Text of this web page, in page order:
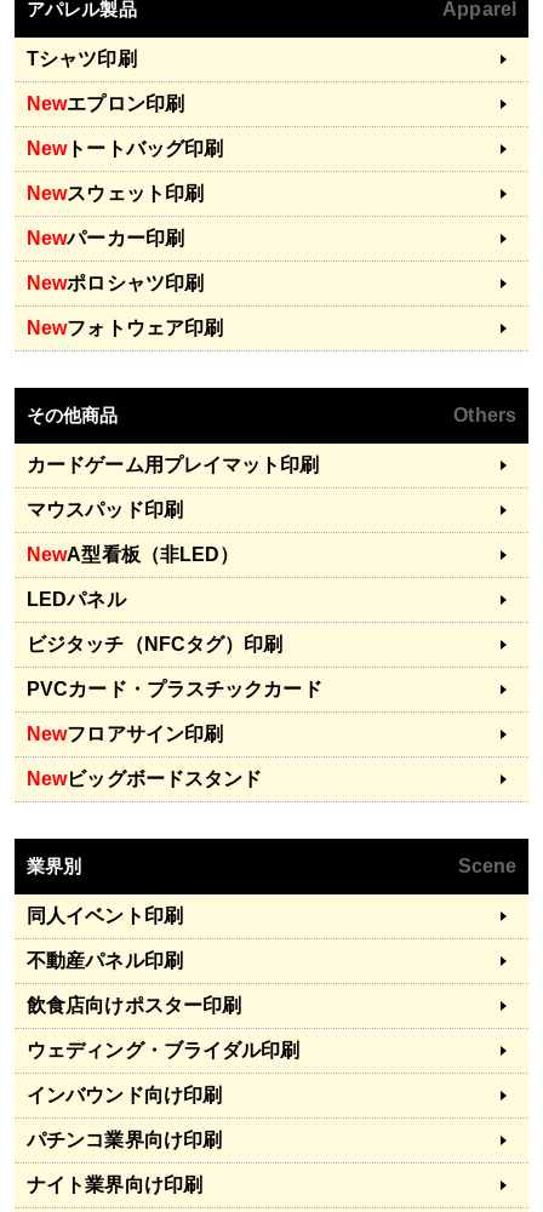
アパレル製品 Apparel
Tシャツ印刷
Newエプロン印刷
Newトートバッグ印刷
Newスウェット印刷
Newパーカー印刷
Newポロシャツ印刷
Newフォトウェア印刷
その他商品 Others
カードゲーム用プレイマット印刷
マウスパッド印刷
NewA型看板（非LED）
LEDパネル
ビジタッチ（NFCタグ）印刷
PVCカード・プラスチックカード
Newフロアサイン印刷
Newビッグボードスタンド
業界別 Scene
同人イベント印刷
不動産パネル印刷
飲食店向けポスター印刷
ウェディング・ブライダル印刷
インバウンド向け印刷
パチンコ業界向け印刷
ナイト業界向け印刷